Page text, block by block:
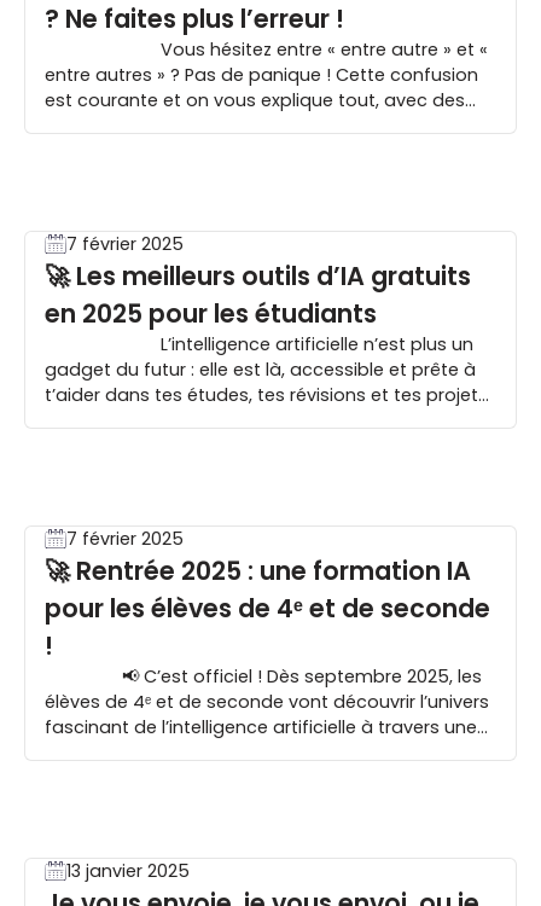
? Ne faites plus l’erreur !
Vous hésitez entre « entre autre » et «
entre autres » ? Pas de panique ! Cette confusion
est courante et on vous explique tout, avec des
7 février 2025
🚀 Les meilleurs outils d’IA gratuits
en 2025 pour les étudiants
L’intelligence artificielle n’est plus un
gadget du futur : elle est là, accessible et prête à
t’aider dans tes études, tes révisions et tes projets
7 février 2025
🚀 Rentrée 2025 : une formation IA
pour les élèves de 4ᵉ et de seconde
!
📢 C’est officiel ! Dès septembre 2025, les
élèves de 4ᵉ et de seconde vont découvrir l’univers
fascinant de l’intelligence artificielle à travers une
13 janvier 2025